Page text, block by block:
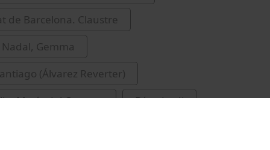
de Barcelona. Claustre
Gemma
(Álvarez Reverter)
María del Carmen
Díaz, Jordi